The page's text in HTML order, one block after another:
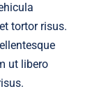
tortor risus.
ut libero